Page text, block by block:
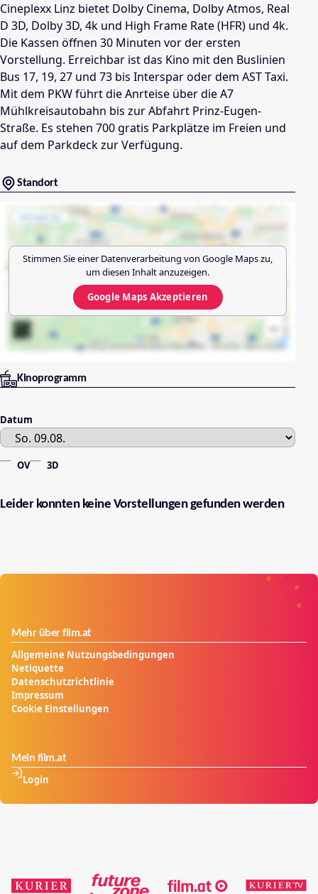
Cineplexx Linz bietet Dolby Cinema, Dolby Atmos, Real
D 3D, Dolby 3D, 4k und High Frame Rate (HFR) und 4k.
Die Kassen öffnen 30 Minuten vor der ersten
Vorstellung. Erreichbar ist das Kino mit den Buslinien
Bus 17, 19, 27 und 73 bis Interspar oder dem AST Taxi.
Mit dem PKW führt die Anrteise über die A7
Mühlkreisautobahn bis zur Abfahrt Prinz-Eugen-
Straße. Es stehen 700 gratis Parkplätze im Freien und
auf dem Parkdeck zur Verfügung.
Standort
Stimmen Sie einer Datenverarbeitung von Google Mapszu,
um diesen Inhalt anzuzeigen.
Google Maps Akzeptieren
Kinoprogramm
Datum
OV 3D
Leider konnten keine Vorstellungen gefunden werden
Mehr über film.at
Allgemeine Nutzungsbedingungen
Netiquette
Datenschutzrichtlinie
Impressum
Cookie Einstellungen
Mein film.at
Login